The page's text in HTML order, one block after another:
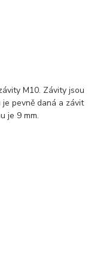
M10. Závity jsou
pevně daná a závit
je 9 mm.